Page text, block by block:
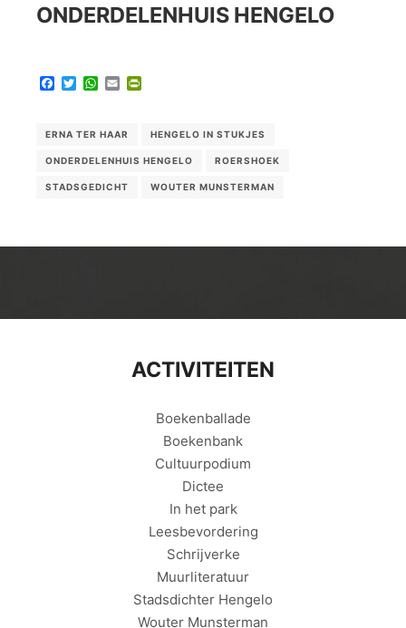
ONDERDELENHUIS HENGELO
Facebook
TwitterWhatsApp
Email
ERNA TER HAAR HENGELO IN STUKJES
ONDERDELENHUIS HENGELO ROERSHOEK
STADSGEDICHT WOUTER MUNSTERMAN
ACTIVITEITEN
Boekenballade
Boekenbank
Cultuurpodium
Dictee
In het park
Leesbevordering
Schrijverke
Muurliteratuur
Stadsdichter Hengelo
Wouter Munsterman